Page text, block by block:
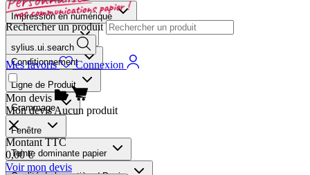
Rechercher un produit
sylius.ui.search
Mes favoris Connexion
Mon devis
Mon devisAucun produit
Montant TTC
0,00 €
Voir mon devis
Impression en numérique
Conditionnement
Ligne de Produit
Grammage
Fenêtre
Teinte dominante papier